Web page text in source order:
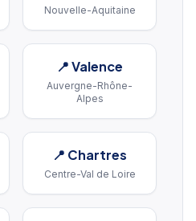
Nouvelle-Aquitaine
📍Valence
Auvergne-Rhône-
Alpes
📍 Chartres
Centre-Val de Loire